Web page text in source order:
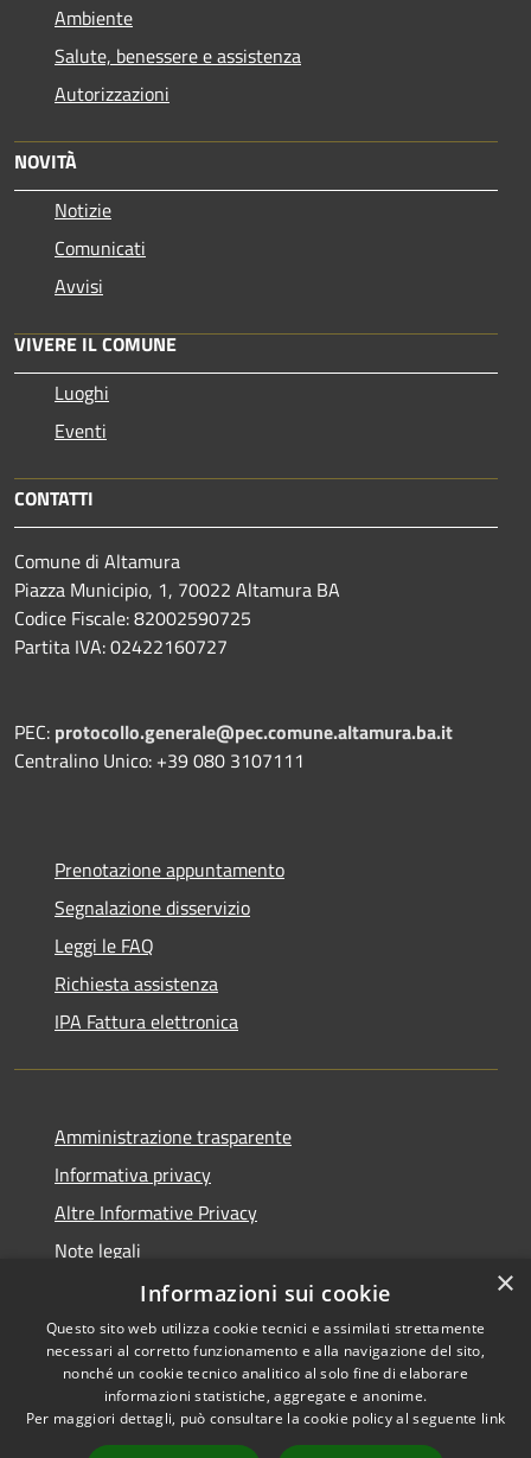
Ambiente
Salute, benessere e assistenza
Autorizzazioni
NOVITÀ
Notizie
Comunicati
Avvisi
VIVERE IL COMUNE
Luoghi
Eventi
CONTATTI
Comune di Altamura
Piazza Municipio, 1, 70022 Altamura BA
Codice Fiscale: 82002590725
Partita IVA: 02422160727
PEC: protocollo.generale@pec.comune.altamura.ba.it
Centralino Unico: +39 080 3107111
Prenotazione appuntamento
Segnalazione disservizio
Leggi le FAQ
Richiesta assistenza
IPA Fattura elettronica
Amministrazione trasparente
Informativa privacy
Altre Informative Privacy
Note legali
Dichiarazione di accessibilità
RSS
Accessibilità
Copyright © 2026 • Comune di
Altamura • Powered by
×
Informazioni sui cookie
Questo sito web utilizza cookie tecnici e assimilati strettamente
necessari al corretto funzionamento e alla navigazione del sito,
nonché un cookie tecnico analitico al solo fine di elaborare
informazioni statistiche, aggregate e anonime.
Per maggiori dettagli, può consultare la cookie policy al seguente link